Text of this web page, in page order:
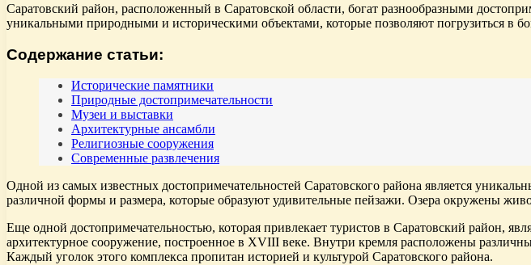
Саратовский район, расположенный в Саратовской области, богат разнообразными
уникальными природными и историческими объектами, которые позволяют погрузиться в
Содержание статьи:
Исторические памятники
Природные достопримечательности
Музеи и выставки
Архитектурные ансамбли
Религиозные сооружения
Современные развлечения
Одной из самых известных достопримечательностей Саратовского района является
различной формы и размера, которые образуют удивительные пейзажи. Озера окружены
Еще одной достопримечательностью, которая привлекает туристов в Саратовский район,
архитектурное сооружение, построенное в XVIII веке. Внутри кремля расположены
Каждый уголок этого комплекса пропитан историей и культурой Саратовского района.